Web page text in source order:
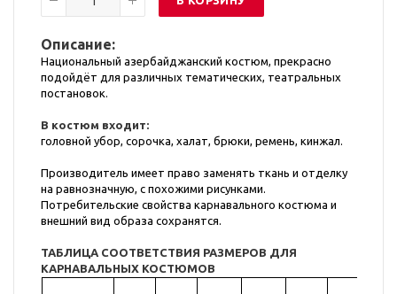
Описание:
Национальный азербайджанский костюм, прекрасно
подойдёт для различных тематических, театральных
постановок.
В костюм входит:
головной убор, сорочка, халат, брюки, ремень, кинжал.
Производитель имеет право заменять ткань и отделку
на равнозначную, с похожими рисунками.
Потребительские свойства карнавального костюма и
внешний вид образа сохранятся.
ТАБЛИЦА СООТВЕТСТВИЯ РАЗМЕРОВ ДЛЯ
КАРНАВАЛЬНЫХ КОСТЮМОВ